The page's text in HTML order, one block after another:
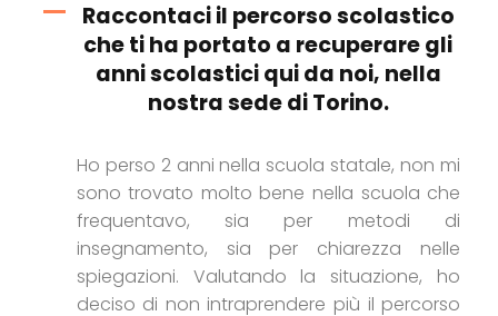
Raccontaci il percorso scolastico
che ti ha portato a recuperare gli
anni scolastici qui da noi, nella
nostra sede di Torino.
Ho perso 2 anni nella scuola statale, non mi
sono trovato molto bene nella scuola che
frequentavo, sia per metodi di
insegnamento, sia per chiarezza nelle
spiegazioni. Valutando la situazione, ho
deciso di non intraprendere più il percorso